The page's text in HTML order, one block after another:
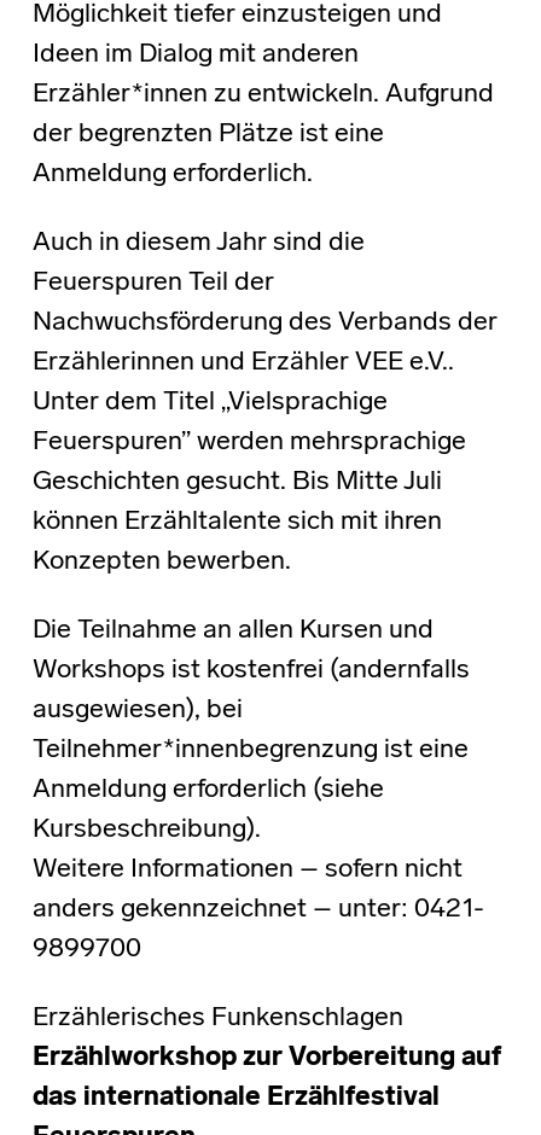
Möglichkeit tiefer einzusteigen und
Ideen im Dialog mit anderen
Erzähler*innen zu entwickeln. Aufgrund
der begrenzten Plätze ist eine
Anmeldung erforderlich.
Auch in diesem Jahr sind die
Feuerspuren Teil der
Nachwuchsförderung des Verbands der
Erzählerinnen und Erzähler VEE e.V..
Unter dem Titel „Vielsprachige
Feuerspuren” werden mehrsprachige
Geschichten gesucht. Bis Mitte Juli
können Erzähltalente sich mit ihren
Konzepten bewerben.
Die Teilnahme an allen Kursen und
Workshops ist kostenfrei (andernfalls
ausgewiesen), bei
Teilnehmer*innenbegrenzung ist eine
Anmeldung erforderlich (siehe
Kursbeschreibung).
Weitere Informationen – sofern nicht
anders gekennzeichnet – unter: 0421-
9899700
Erzählerisches Funkenschlagen
Erzählworkshop zur Vorbereitung auf
das internationale Erzählfestival